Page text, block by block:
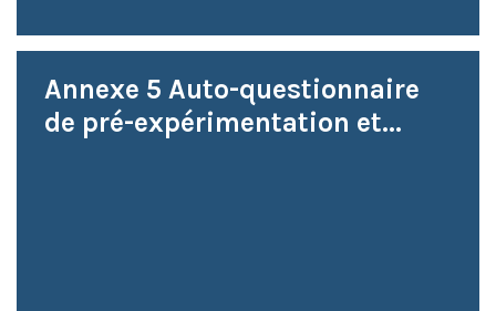
Annexe 5 Auto-questionnaire
de pré-expérimentation et...